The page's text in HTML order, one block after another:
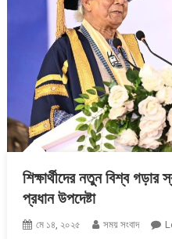
শিক্ষার্থীদের নতুন বিশ্ব
প্রধান উপদেষ্টা
মে ১৪, ২০২৫ সময় সংবাদ